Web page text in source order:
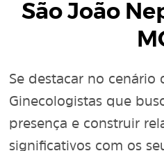
São João
Se destacar no
Ginecologistas que
presença e construir
significativos com os